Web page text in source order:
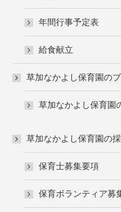
年間行事予定表
給食献立
草加なかよし保育園の
草加なかよし保育園
草加なかよし保育園の
保育士募集要項
保育ボランティア募